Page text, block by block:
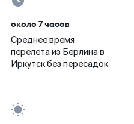
около 7 часов
Среднее время
перелета из Берлина в
Иркутск без пересадок